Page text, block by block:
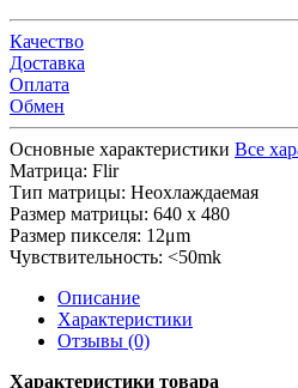
Качество
Доставка
Оплата
Обмен
Основные характеристики Все
Матрица: Flir
Тип матрицы: Неохлаждаемая
Размер матрицы: 640 x 480
Размер пикселя: 12μm
Чувствительность: <50mk
Описание
Характеристики
Отзывы (0)
Характеристики товара